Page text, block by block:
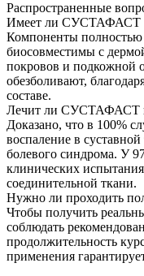
Распространенные
Имеет ли СУСТАФАСТ в
Компоненты полностью
биосовместимы с
покровов и подкожной
обезболивают,
составе.
Лечит ли СУСТАФАСТ
Доказано, что в 100%
воспаление в
болевого синдрома. У
клинических
соединительной ткани.
Нужно ли проходить
Чтобы получить
соблюдать
продолжительность
применения